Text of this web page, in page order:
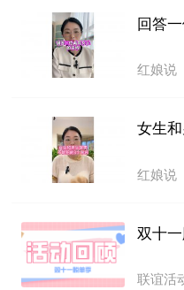
回答
红娘说
女生
红娘说
双十
联谊活